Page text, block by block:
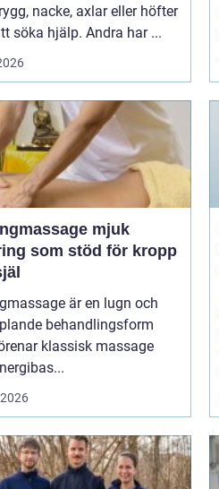
nacke, axlar eller höfter
söka hjälp. Andra har ...
mjuk
som stöd för kropp
är en lugn och
behandlingsform
klassisk massage